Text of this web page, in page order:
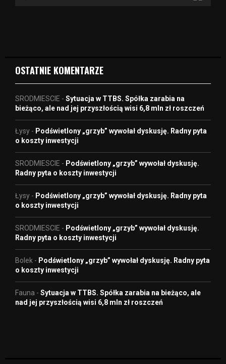
OSTATNIE KOMENTARZE
SRODMIESCIE - Sytuacja w TTBS. Spółka zarabia na
bieżąco, ale nad jej przyszłością wisi 6,8 mln zł roszczeń
Łysy - Podświetlony „grzyb” wywołał dyskusję. Radny pyta
o koszty inwestycji
SRODMIESCIE - Podświetlony „grzyb” wywołał dyskusję.
Radny pyta o koszty inwestycji
Łysy - Podświetlony „grzyb” wywołał dyskusję. Radny pyta
o koszty inwestycji
SRODMIESCIE - Podświetlony „grzyb” wywołał dyskusję.
Radny pyta o koszty inwestycji
Bolek - Podświetlony „grzyb” wywołał dyskusję. Radny pyta
o koszty inwestycji
Fauna - Sytuacja w TTBS. Spółka zarabia na bieżąco, ale
nad jej przyszłością wisi 6,8 mln zł roszczeń